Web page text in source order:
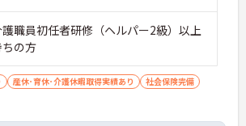
職員初任者研修（ヘルパー2級）以上
ちの方
産休･育休･介護休暇取得実績あり
社会保険完備